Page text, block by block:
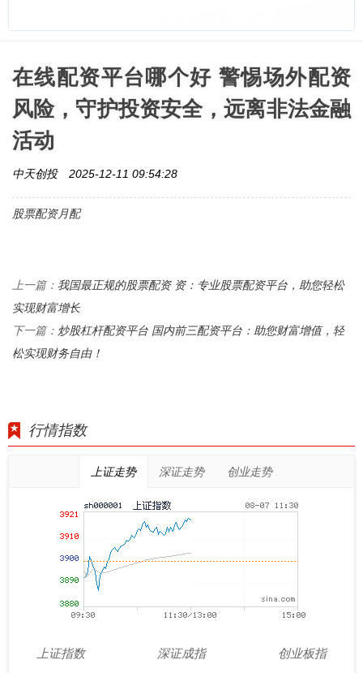
在线配资平台哪个好 警惕场外配资
风险，守护投资安全，远离非法金融
活动
中天创投 2025-12-11 09:54:28
股票配资月配
上一篇： 我国最正规的股票配资 资：专业股票配资平台，助您轻松
实现财富增长
下一篇： 炒股杠杆配资平台 国内前三配资平台：助您财富增值，轻
松实现财务自由！
行情指数
上证走势 深证走势 创业走势
上证指数
深证成指
创业板指